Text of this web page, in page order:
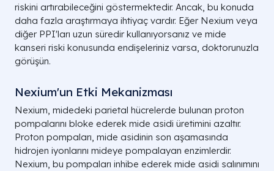
riskini artırabileceğini göstermektedir. Ancak, bu konuda
daha fazla araştırmaya ihtiyaç vardır. Eğer Nexium veya
diğer PPI'ları uzun süredir kullanıyorsanız ve mide
kanseri riski konusunda endişeleriniz varsa, doktorunuzla
görüşün.
Nexium'un Etki Mekanizması
Nexium, midedeki parietal hücrelerde bulunan proton
pompalarını bloke ederek mide asidi üretimini azaltır.
Proton pompaları, mide asidinin son aşamasında
hidrojen iyonlarını mideye pompalayan enzimlerdir.
Nexium, bu pompaları inhibe ederek mide asidi salınımını